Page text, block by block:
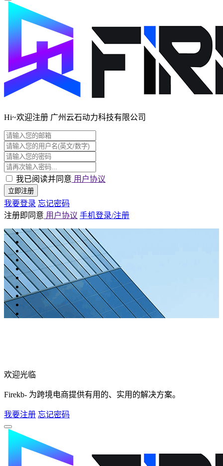
Hi~欢迎注册 广州云石动力科技有限公司
我已阅读并同意 用户协议
立即注册
我要登录 忘记密码
注册即同意 用户协议 手机登录/注册
欢迎光临
Firekb- 为跨境电商提供有用的、实用的解决方案。
我要注册 忘记密码